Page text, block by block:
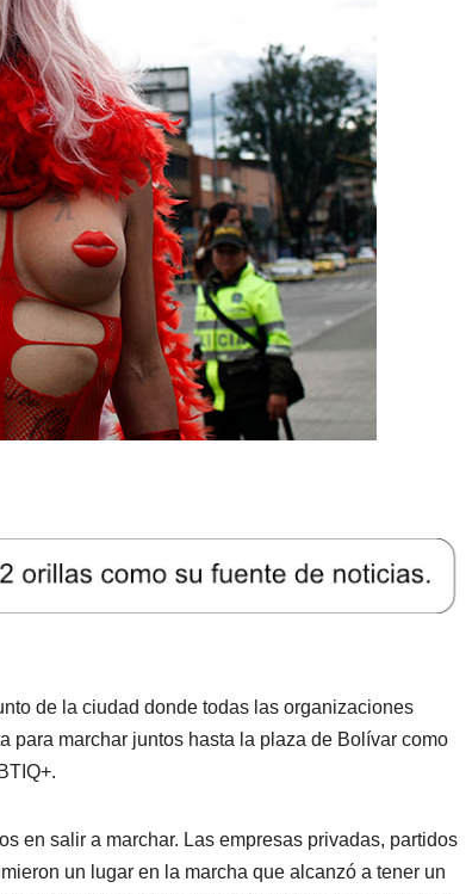
de la ciudad donde todas las organizaciones
para marchar juntos hasta la plaza de Bolívar como
en salir a marchar. Las empresas privadas, partidos
un lugar en la marcha que alcanzó a tener un